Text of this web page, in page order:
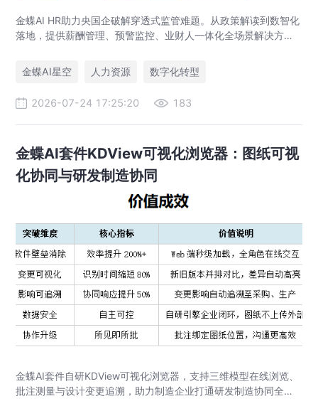
金蝶AI HR助力央国企破解穿透式监管难题。从政策解读到数智化
落地，提供薪酬管理、预警监控、业财人一体化全场景解决方
金蝶AI星空
人力资源 数字化转型
2026-07-24 17:25:20 183
金蝶AI套件KDView可视化浏览器：图纸可视
化协同与研发制造协同
金蝶AI套件自研KDView可视化浏览器，支持三维模型在线浏览、
批注测量与设计变更追溯，助力制造企业打通研发制造协同全链